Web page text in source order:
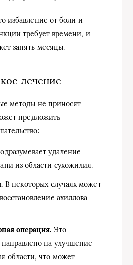
избавление от боли и
требует времени, и
занять месяцы.
лечение
методы не приносят
предложить
удаление
из области сухожилия.
В некоторых случаях может
ахиллова
операция. Это
на улучшение
области, что может